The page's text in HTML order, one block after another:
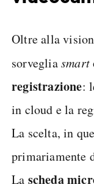
Oltre alla
sorvegliasmart
registrazione:
in cloud e la
La scelta, in
primariamente
La scheda